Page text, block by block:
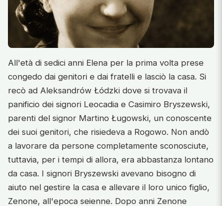
All'età di sedici anni Elena per la prima volta prese
congedo dai genitori e dai fratelli e lasciò la casa. Si
recò ad Aleksandrów Łódzki dove si trovava il
panificio dei signori Leocadia e Casimiro Bryszewski,
parenti del signor Martino Ługowski, un conoscente
dei suoi genitori, che risiedeva a Rogowo. Non andò
a lavorare da persone completamente sconosciute,
tuttavia, per i tempi di allora, era abbastanza lontano
da casa. I signori Bryszewski avevano bisogno di
aiuto nel gestire la casa e allevare il loro unico figlio,
Zenone, all'epoca seienne. Dopo anni Zenone